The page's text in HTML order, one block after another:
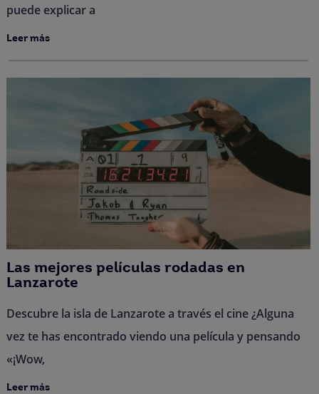
puede explicar a
Leer más
Las mejores películas rodadas en
Lanzarote
Descubre la isla de Lanzarote a través el cine ¿Alguna
vez te has encontrado viendo una película y pensando
«¡Wow,
Leer más